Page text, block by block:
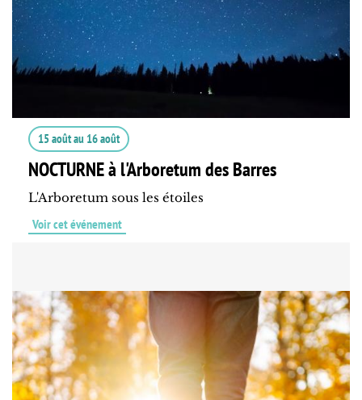
15 aoûtau 16 août
NOCTURNE à l'Arboretum des Barres
L'Arboretum sous les étoiles
Voir cet événement